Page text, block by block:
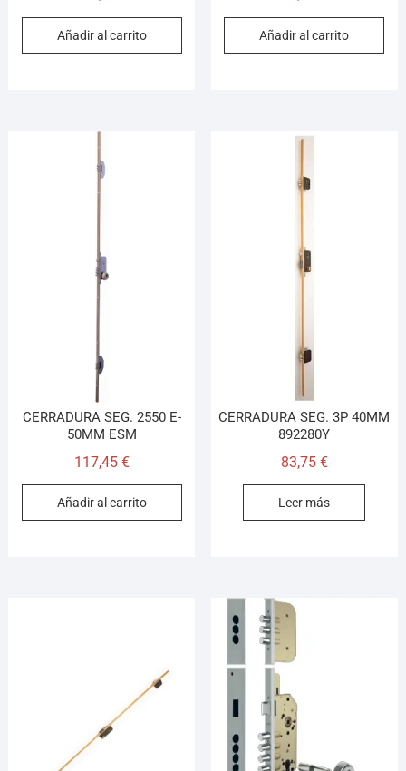
Añadir al carrito Añadir al carrito
CERRADURA SEG. 2550 E-
50MM ESM
117,45 €
Añadir al carrito
CERRADURA SEG. 3P 40MM
892280Y
83,75 €
Leer más